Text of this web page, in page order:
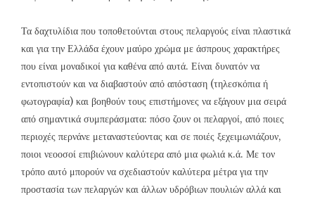
Τα δαχτυλίδια που τοποθετούνται στους πελαργούς είναι πλαστικά
και για την Ελλάδα έχουν μαύρο χρώμα με άσπρους χαρακτήρες
που είναι μοναδικοί για καθένα από αυτά. Είναι δυνατόν να
εντοπιστούν και να διαβαστούν από απόσταση (τηλεσκόπια ή
φωτογραφία) και βοηθούν τους επιστήμονες να εξάγουν μια σειρά
από σημαντικά συμπεράσματα: πόσο ζουν οι πελαργοί, από ποιες
περιοχές περνάνε μεταναστεύοντας και σε ποιές ξεχειμωνιάζουν,
ποιοι νεοοσοί επιβιώνουν καλύτερα από μια φωλιά κ.ά. Με τον
τρόπο αυτό μπορούν να σχεδιαστούν καλύτερα μέτρα για την
προστασία των πελαργών και άλλων υδρόβιων πουλιών αλλά και